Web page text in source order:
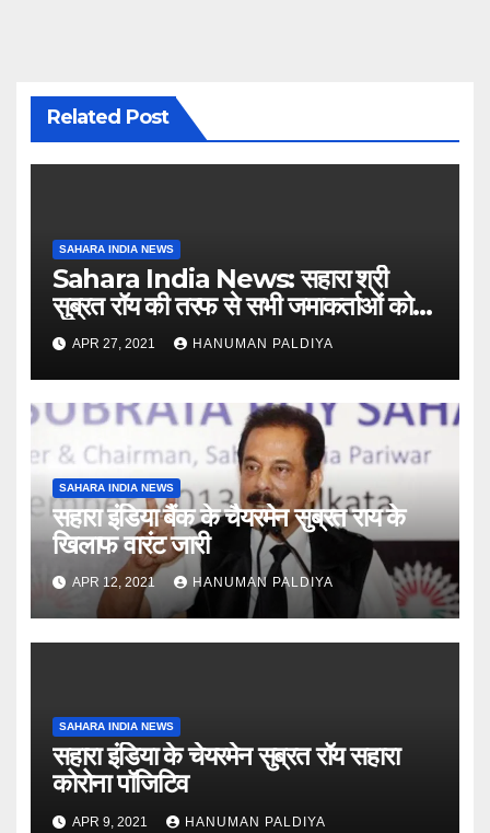
Related Post
SAHARA INDIA NEWS
Sahara India News: सहारा श्री
सुब्रत रॉय की तरफ से सभी जमाकर्ताओं को
संदेश
APR 27, 2021 HANUMAN PALDIYA
SAHARA INDIA NEWS
सहारा इंडिया बैंक के चैयरमेन सुब्रत राय के
खिलाफ वारंट जारी
APR 12, 2021 HANUMAN PALDIYA
SAHARA INDIA NEWS
सहारा इंडिया के चेयरमेन सुब्रत रॉय सहारा
कोरोना पॉजिटिव
APR 9, 2021 HANUMAN PALDIYA